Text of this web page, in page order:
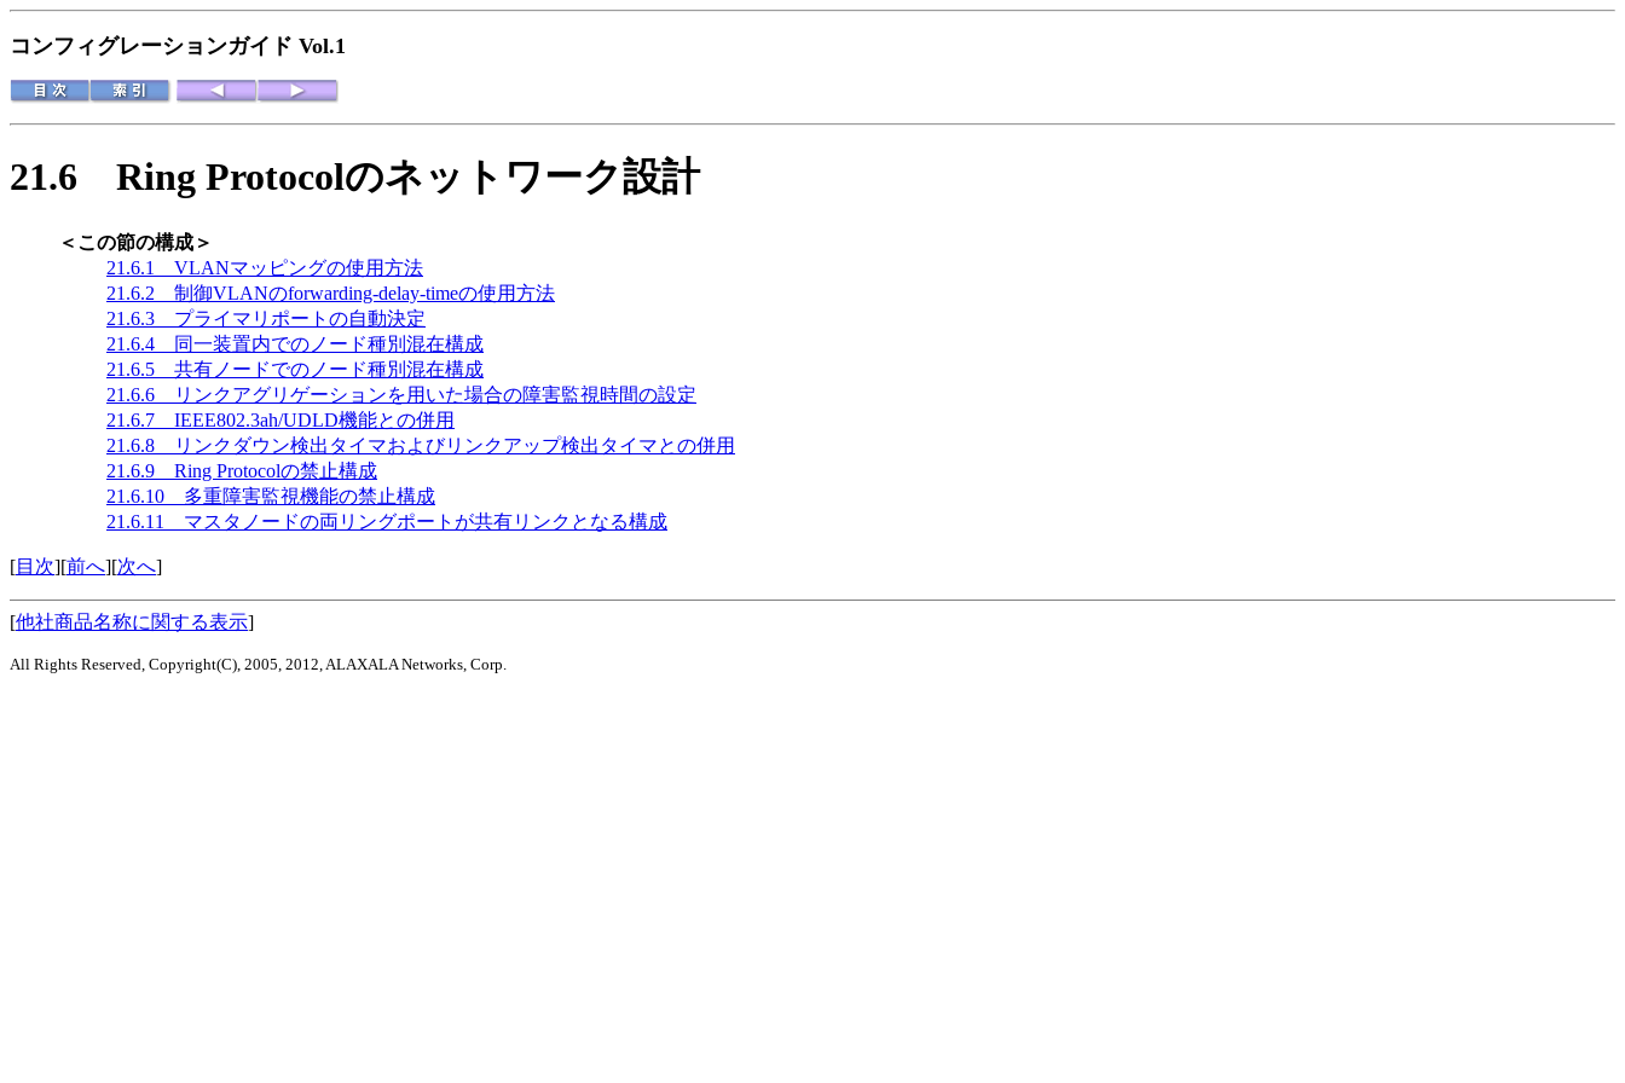
コンフィグレーションガイド Vol.1
21.6 Ring Protocolのネットワーク設計
＜この節の構成＞
21.6.1 VLANマッピングの使用方法
21.6.2 制御VLANのforwarding-delay-timeの使用方法
21.6.3 プライマリポートの自動決定
21.6.4 同一装置内でのノード種別混在構成
21.6.5 共有ノードでのノード種別混在構成
21.6.6 リンクアグリゲーションを用いた場合の障害監視時間の設定
21.6.7 IEEE802.3ah/UDLD機能との併用
21.6.8 リンクダウン検出タイマおよびリンクアップ検出タイマとの併用
21.6.9 Ring Protocolの禁止構成
21.6.10 多重障害監視機能の禁止構成
21.6.11 マスタノードの両リングポートが共有リンクとなる構成
[目次][前へ][次へ]
[他社商品名称に関する表示]
All Rights Reserved, Copyright(C), 2005, 2012, ALAXALA Networks, Corp.